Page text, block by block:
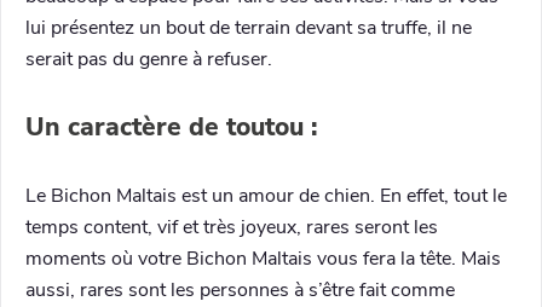
lui présentez un bout de terrain devant sa truffe, il ne
serait pas du genre à refuser.
Un caractère de toutou :
Le Bichon Maltais est un amour de chien. En effet, tout le
temps content, vif et très joyeux, rares seront les
moments où votre Bichon Maltais vous fera la tête. Mais
aussi, rares sont les personnes à s’être fait comme